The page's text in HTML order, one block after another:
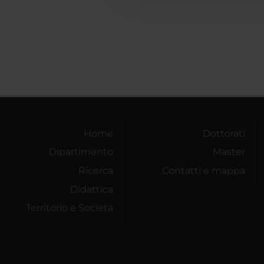
Home
Dipartimento
Ricerca
Didattica
Territorio e Società
Dottorati
Master
Contatti e mappa